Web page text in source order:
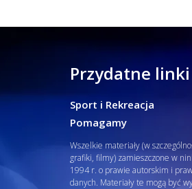
Przydatne linki
Sport i Rekreacja
Pomagamy
Wszelkie materiały (w
grafiki, filmy) zamieszczone w
1994 r. o prawie autorskim i
danych. Materiały te mogą być